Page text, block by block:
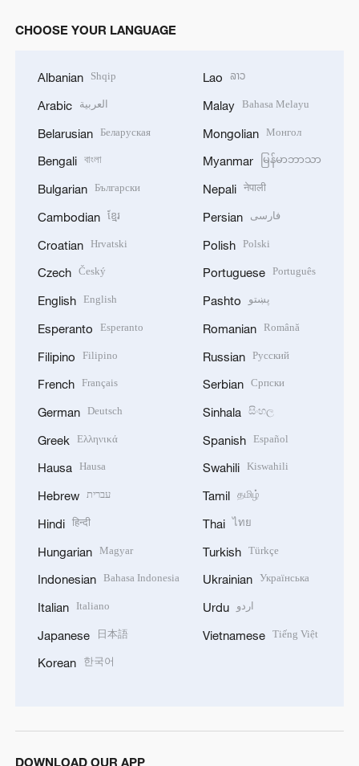
CHOOSE YOUR LANGUAGE
Albanian Shqip
Arabic العربية
Belarusian Беларуская
Bengali বাংলা
Bulgarian Български
Cambodian ខ្មែរ
Croatian Hrvatski
Czech Český
English English
Esperanto Esperanto
Filipino Filipino
French Français
German Deutsch
Greek Ελληνικά
Hausa Hausa
Hebrew עברית
Hindi हिन्दी
Hungarian Magyar
Indonesian Bahasa Indonesia
Italian Italiano
Japanese 日本語
Korean 한국어
Lao ລາວ
Malay Bahasa Melayu
Mongolian Монгол
Myanmar မြန်မာဘာသာ
Nepali नेपाली
Persian فارسی
Polish Polski
Portuguese Português
Pashto پښتو
Romanian Română
Russian Русский
Serbian Српски
Sinhala සිංහල
Spanish Español
Swahili Kiswahili
Tamil தமிழ்
Thai ไทย
Turkish Türkçe
Ukrainian Українська
Urdu اردو
Vietnamese Tiếng Việt
DOWNLOAD OUR APP